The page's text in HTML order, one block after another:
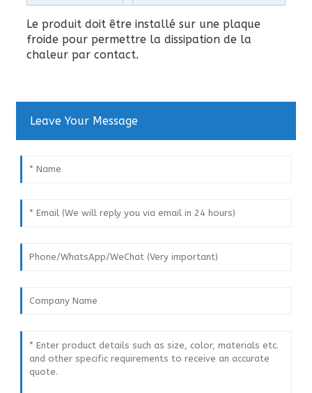
Le produit doit être installé sur une plaque
froide pour permettre la dissipation de la
chaleur par contact.
Leave Your Message